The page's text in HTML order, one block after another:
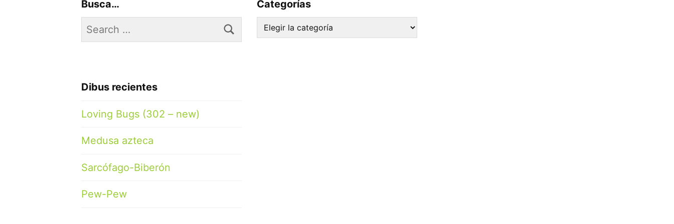
Busca…
Search
for:
Dibus recientes
Loving Bugs (302 – new)
Medusa azteca
Sarcófago-Biberón
Pew-Pew
Categorías
Categorías